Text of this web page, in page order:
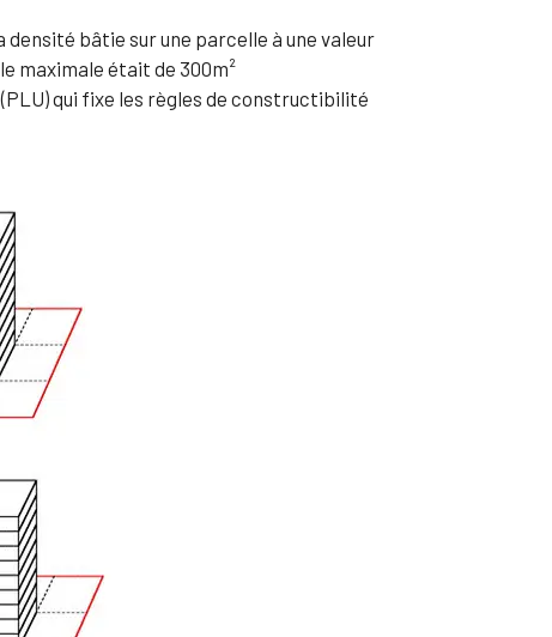
bâtie sur une parcelle à une valeur
maximale était de 300m²
qui fixe les règles de constructibilité